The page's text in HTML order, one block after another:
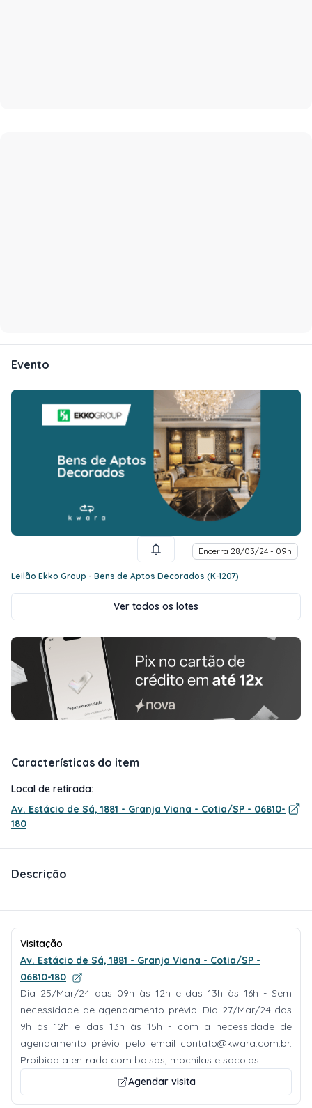
Evento
Encerra 28/03/24 - 09h
Leilão Ekko Group - Bens de Aptos Decorados (K-1207)
Ver todos os lotes
Características do item
Local de retirada:
Av. Estácio de Sá, 1881 - Granja Viana - Cotia/SP - 06810-
180
Descrição
Visitação
Av. Estácio de Sá, 1881 - Granja Viana - Cotia/SP -
06810-180
Dia 25/Mar/24 das 09h às 12h e das 13h às 16h - Sem
necessidade de agendamento prévio. Dia 27/Mar/24 das
9h às 12h e das 13h às 15h - com a necessidade de
agendamento prévio pelo email contato@kwara.com.br.
Proibida a entrada com bolsas, mochilas e sacolas.
Agendar visita